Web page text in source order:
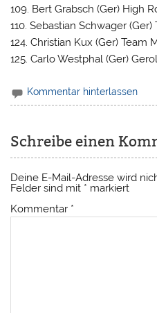
109. Bert Grabsch (Ger) High
110. Sebastian Schwager (Ger)
124. Christian Kux (Ger) Team
125. Carlo Westphal (Ger)
Kommentar hinterlassen
Schreibe einen
Deine E-Mail-Adresse wird
Felder sind mit * markiert
Kommentar *